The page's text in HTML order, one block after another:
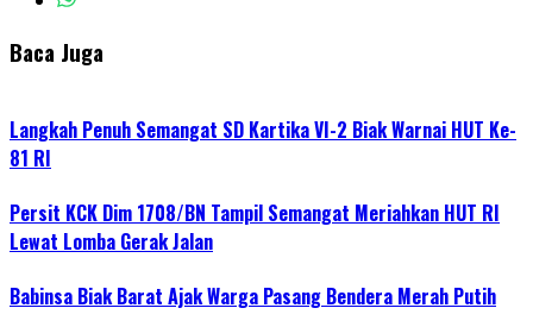
Baca Juga
Langkah Penuh Semangat SD Kartika VI-2 Biak Warnai HUT Ke-
81 RI
Persit KCK Dim 1708/BN Tampil Semangat Meriahkan HUT RI
Lewat Lomba Gerak Jalan
Babinsa Biak Barat Ajak Warga Pasang Bendera Merah Putih